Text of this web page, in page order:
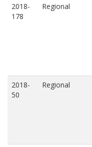
2018-
178
Regional
2018-
50
Regional